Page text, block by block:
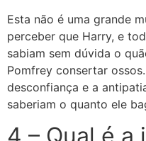
Esta não é uma grande
perceber que Harry, e
sabiam sem dúvida o
Pomfrey consertar
desconfiança e a
saberiam o quanto ele